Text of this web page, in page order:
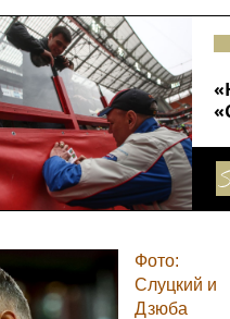
Фото:
Слуцкий и
Дзюба